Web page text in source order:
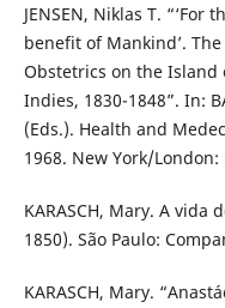
JENSEN, Niklas T.
benefit of Mankind’.
Obstetrics on the Island
Indies, 1830-1848”. In:
(Eds.). Health and
1968. New York/
KARASCH, Mary. A vida
1850). São Paulo:
KARASCH, Mary.